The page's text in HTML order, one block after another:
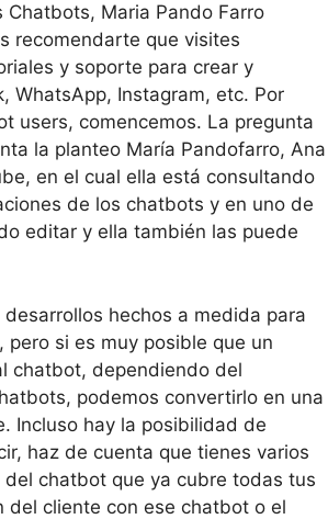
Maria Pando Farro
recomendarte que visites
y soporte para crear y
WhatsApp, Instagram, etc. Por
users, comencemos. La pregunta
la planteo María Pandofarro, Ana
en el cual ella está consultando
de los chatbots y en uno de
editar y ella también las puede
hechos a medida para
si es muy posible que un
chatbot, dependiendo del
podemos convertirlo en una
Incluso hay la posibilidad de
haz de cuenta que tienes varios
chatbot que ya cubre todas tus
del cliente con ese chatbot o el